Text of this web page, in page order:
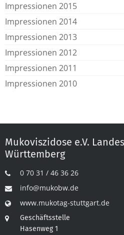
Impressionen 2015
Impressionen 2014
Impressionen 2013
Impressionen 2012
Impressionen 2011
Impressionen 2010
Mukoviszidose e.V.
Württemberg
0 70 31 / 46 36 26
info@mukobw.de
www.mukotag-stuttgart.de
Geschäftsstelle
Hasenweg 1